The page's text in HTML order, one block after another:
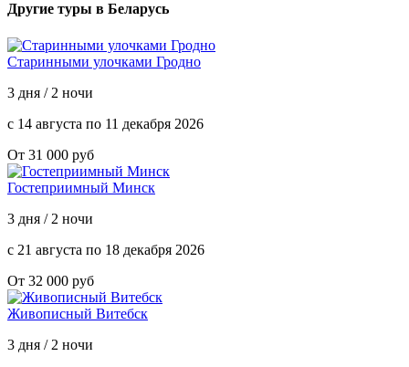
Другие туры в Беларусь
Старинными улочками Гродно
3 дня / 2 ночи
с 14 августа по 11 декабря 2026
От 31 000 руб
Гостеприимный Минск
3 дня / 2 ночи
с 21 августа по 18 декабря 2026
От 32 000 руб
Живописный Витебск
3 дня / 2 ночи